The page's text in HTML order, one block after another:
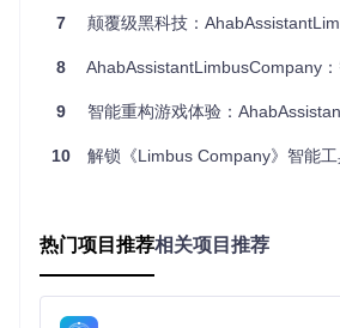
资源存储优化，确保背包空间合理利
二、场景应用：不同阶段的实战
新手期最关键的是快速积累基础资源，
自动完成新手引导任务，跳过冗长的
优先完成高收益的日常任务，快速提
智能选择初期最优队伍配置，提高通
7 颠覆级黑科技：AhabAssistantLimbusCompany智能助
8 AhabAssistantLimbusCompany：智能自动化的《
9 智能重构游戏体验：
10 解锁《Limbus Company》智能工具：提升
热门项目推荐相关项目推荐